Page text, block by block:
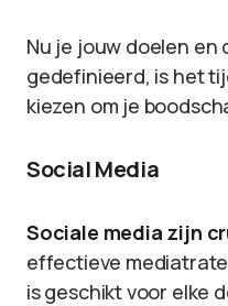
Nu je jouw doelen en
gedefinieerd, is het
kiezen om je
Social Media
Sociale media zijn
effectieve
is geschikt voor elke